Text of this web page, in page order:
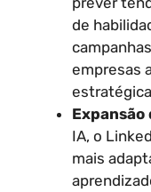
de
empresas
IA, o
mais